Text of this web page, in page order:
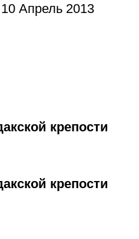
10 Апрель 2013
крепости
крепости